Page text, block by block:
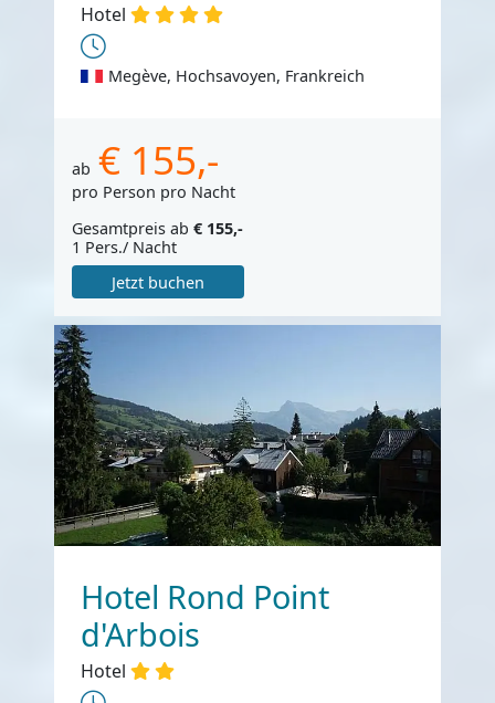
Hotel
Megève, Hochsavoyen, Frankreich
ab € 155,-
pro Person pro Nacht
Gesamtpreis ab € 155,-
1 Pers./ Nacht
Jetzt buchen
Hotel Rond Point
d'Arbois
Hotel